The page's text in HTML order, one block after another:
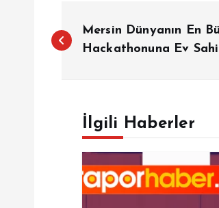
a
Mersin Dünyanın En
Hackathonuna Ev
İlgili Haberler